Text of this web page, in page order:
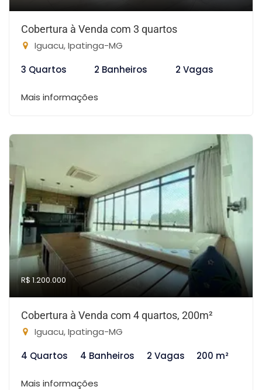
Cobertura à Venda com 3 quartos
Iguacu, Ipatinga-MG
3 Quartos
2 Banheiros 2 Vagas
Mais informações
R$ 1.200.000
Cobertura à Venda com 4 quartos, 200m²
Iguacu, Ipatinga-MG
4 Quartos
4 Banheiros 2 Vagas 200 m²
Mais informações